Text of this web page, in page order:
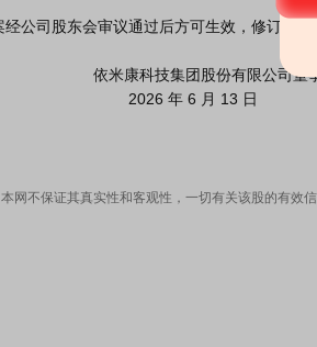
本网不保证其真实性和客观性，一切有关该股的有效